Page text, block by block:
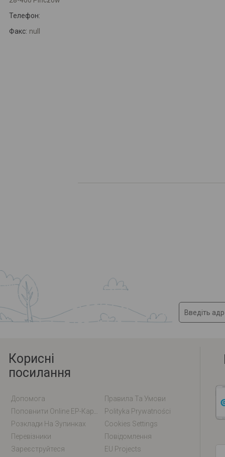
Телефон:
Факс: null
Корисні
посилання
Допомога
Правила Та Умови
Polityka Prywatności
Розклади На Зупинках
Cookies Settings
Перевізники
Повідомлення
Зареєструйтеся
EU Projects